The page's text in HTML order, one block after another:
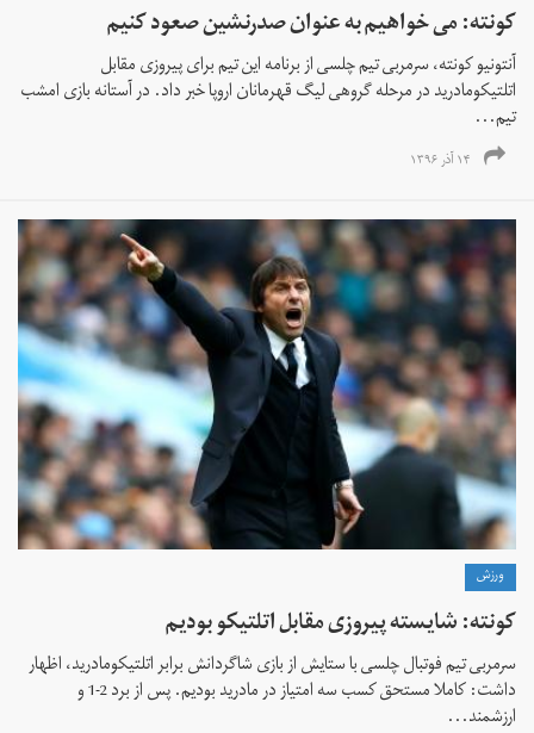
کونته: می خواهیم به عنوان صدرنشین صعود کنیم
آنتونیو کونته، سرمربی تیم چلسی از برنامه این تیم برای پیروزی مقابل
اتلتیکومادرید در مرحله گروهی لیگ قهرمانان اروپا خبر داد. در آستانه بازی امشب
تیم‌...
۱۴ آذر ۱۳۹۶
ورزش
کونته: شایسته پیروزی مقابل اتلتیکو بودیم
سرمربی تیم فوتبال چلسی با ستایش از بازی شاگردانش برابر اتلتیکومادرید، اظهار
داشت: کاملا مستحق کسب سه امتیاز در مادرید بودیم. پس از برد 2-1 و
ارزشمند...